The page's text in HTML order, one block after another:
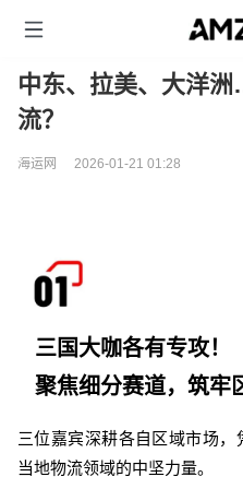
中东、拉美、大洋
流？
海运网 2026-01-21 01:28
三国大咖各有专攻！
聚焦细分赛道，筑牢
三位嘉宾深耕各自区域市场
当地物流领域的中坚力量。